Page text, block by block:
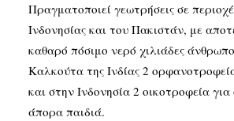
Πραγματοποιεί γεωτρήσεις σε
Ινδονησίας και του Πακιστάν, με
καθαρό πόσιμο νερό χιλιάδες
Καλκούτα της Ινδίας 2
και στην Ινδονησία 2 οικοτροφεία
άπορα παιδιά.